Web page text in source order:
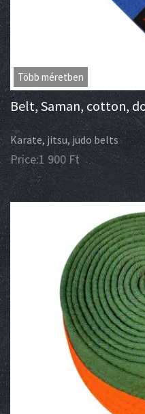
Több méretben
Belt, Saman, cotton,
Karate, jitsu, judo belts
Price:1 900Ft